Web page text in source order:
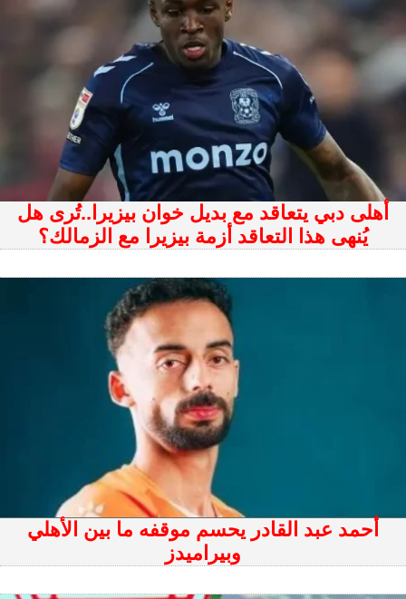
أهلى دبي يتعاقد مع بديل خوان بيزيرا..تُرى هل
يُنهى هذا التعاقد أزمة بيزيرا مع الزمالك؟
أحمد عبد القادر يحسم موقفه ما بين الأهلي
وبيراميدز